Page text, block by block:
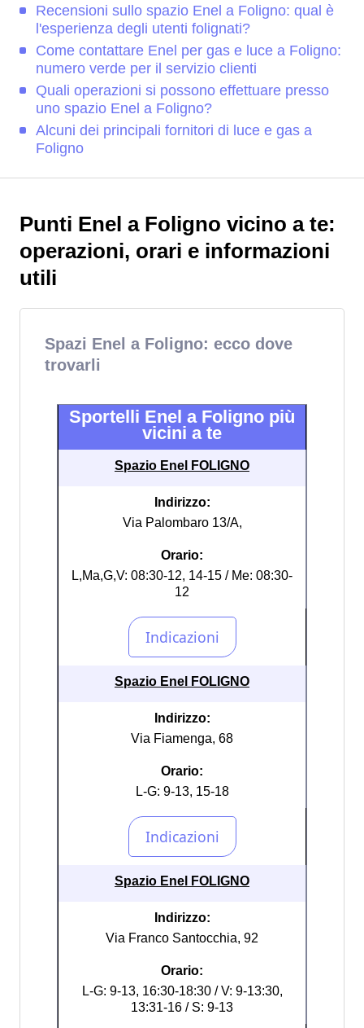
Recensioni sullo spazio Enel a Foligno: qual è
l'esperienza degli utenti folignati?
Come contattare Enel per gas e luce a Foligno:
numero verde per il servizio clienti
Quali operazioni si possono effettuare presso
uno spazio Enel a Foligno?
Alcuni dei principali fornitori di luce e gas a
Foligno
Punti Enel a Foligno vicino a te:
operazioni, orari e informazioni
utili
Spazi Enel a Foligno: ecco dove
trovarli
Sportelli Enel a Foligno più
vicini a te
Spazio Enel FOLIGNO
Indirizzo:
Via Palombaro 13/A,
Orario:
L,Ma,G,V: 08:30-12, 14-15 / Me: 08:30-
12
Spazio Enel FOLIGNO
Indirizzo:
Via Fiamenga, 68
Orario:
L-G: 9-13, 15-18
Spazio Enel FOLIGNO
Indirizzo:
Via Franco Santocchia, 92
Orario:
L-G: 9-13, 16:30-18:30 / V: 9-13:30,
13:31-16 / S: 9-13